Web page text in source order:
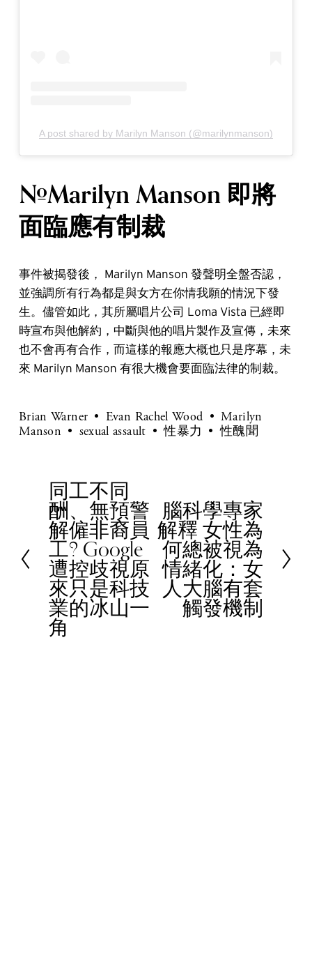
A post shared by Marilyn Manson (@marilynmanson)
#Marilyn Manson 即將
面臨應有制裁
事件被揭發後， Marilyn Manson 發聲明全盤否認，
並強調所有行為都是與女方在你情我願的情況下發
生。儘管如此，其所屬唱片公司 Loma Vista 已經即
時宣布與他解約，中斷與他的唱片製作及宣傳，未來
也不會再有合作，而這樣的報應大概也只是序幕，未
來 Marilyn Manson 有很大機會要面臨法律的制裁。
Brian Warner Evan Rachel Wood
Marilyn
Manson
sexual assault 性暴力 性醜聞
P
r
e
v
i
o
u
s
同工不同
酬、無預警
解僱非裔員
工? Google
遭控歧視原
來只是科技
業的冰山一
角
e
腦科學專家
解釋 女性為
何總被視為
情緒化：女
人大腦有套
觸發機制